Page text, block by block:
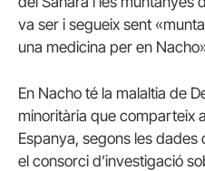
va ser i segueix sent
una medicina per en
En Nacho té la malaltia de
minoritària que comparteix
Espanya, segons les dades
el consorci d’investigació